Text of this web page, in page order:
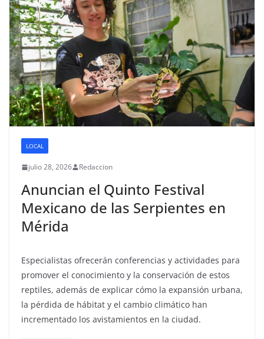
LOCAL
julio 28, 2026 Redaccion
Anuncian el Quinto Festival
Mexicano de las Serpientes en
Mérida
Especialistas ofrecerán conferencias y actividades para
promover el conocimiento y la conservación de estos
reptiles, además de explicar cómo la expansión urbana,
la pérdida de hábitat y el cambio climático han
incrementado los avistamientos en la ciudad.